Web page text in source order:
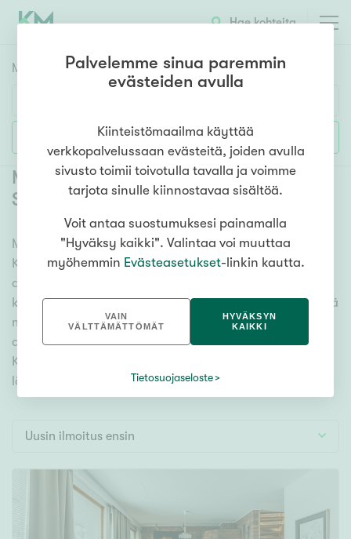
Hae kohteita
Myyntikohteet
Huoneluku
1h 2h 3h 4h 5h+
Asuntotyyppi
Kerros-/luhtitalo
Rivitalo/paritalo
Omakoti-/erillistalo
Maa- tai metsätila
Vapaa-ajan asunto
Autotalli
Lisää hakuehtoja
Myytävät rivitalot ja paritalot
Seinäjoki Kivistö (1)
Meiltä löydät myytävät rivitalot ja paritalot Seinäjoki
Kivistö, olitpa etsimässä suurempaa tai pienempää
asuntoa. Lukuisat asuntovaihtoehdot ja erittäin
kattava kiinteistönvälittäjien verkosto varmistavat, että
meillä on hyvä paikallinen osaaminen ja tieto. Katso
alta kaikki myytävät rivitalot ja paritalot Seinäjoki
Kivistö tai hyödynnä kätevää hakutyökalua. Meiltä
löydät varmasti unelmiesi kodin.
Uusin ilmoitus ensin
Palvelemme sinua paremmin
evästeiden avulla
Kiinteistömaailma käyttää
verkkopalvelussaan evästeitä, joiden avulla
sivusto toimii toivotulla tavalla ja voimme
tarjota sinulle kiinnostavaa sisältöä.
Voit antaa suostumuksesi painamalla
"Hyväksy kaikki". Valintaa voi muuttaa
myöhemmin Evästeasetukset-linkin kautta.
VAIN
VÄLTTÄMÄTTÖMÄT
HYVÄKSYN
KAIKKI
Tietosuojaseloste